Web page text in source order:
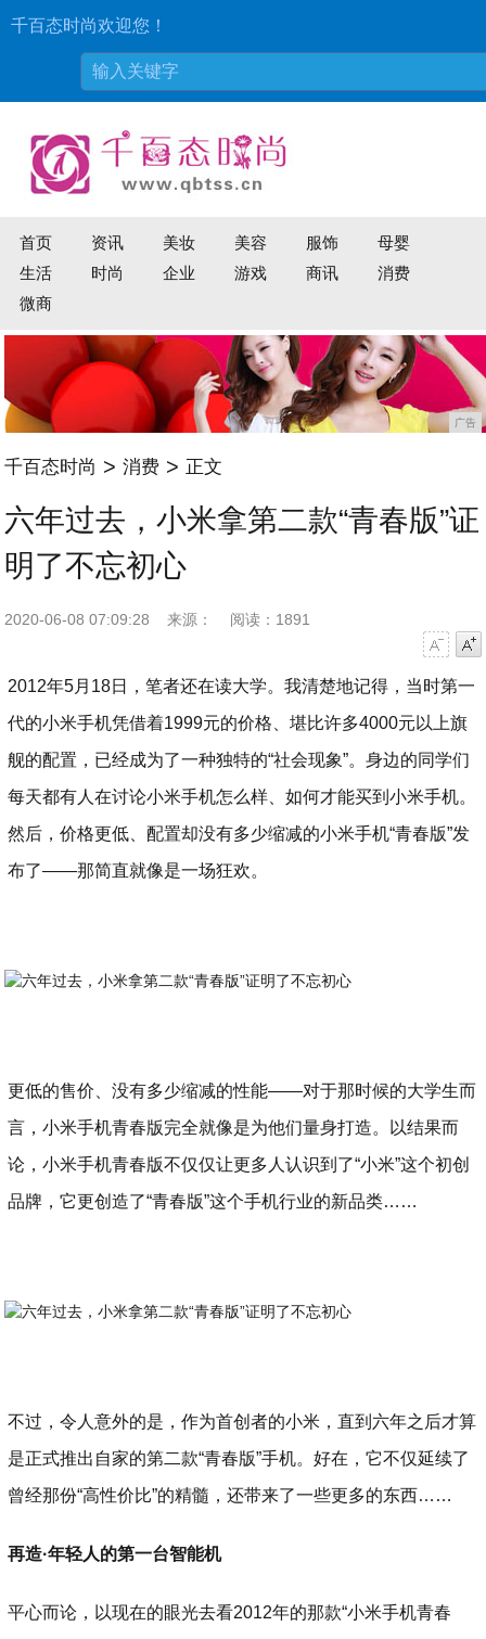
千百态时尚欢迎您！
首页 资讯 美妆 美容 服饰
母婴
生活
时尚 企业 游戏 商讯
消费
微商
广告
千百态时尚 > 消费 > 正文
六年过去，小米拿第二款“青春版”证
明了不忘初心
2020-06-08 07:09:28 来源：
阅读：1891
2012年5月18日，笔者还在读大学。我清楚地记得，当时第一
代的小米手机凭借着1999元的价格、堪比许多4000元以上旗
舰的配置，已经成为了一种独特的“社会现象”。身边的同学们
每天都有人在讨论小米手机怎么样、如何才能买到小米手机。
然后，价格更低、配置却没有多少缩减的小米手机“青春版”发
布了——那简直就像是一场狂欢。
更低的售价、没有多少缩减的性能——对于那时候的大学生而
言，小米手机青春版完全就像是为他们量身打造。以结果而
论，小米手机青春版不仅仅让更多人认识到了“小米”这个初创
品牌，它更创造了“青春版”这个手机行业的新品类……
不过，令人意外的是，作为首创者的小米，直到六年之后才算
是正式推出自家的第二款“青春版”手机。好在，它不仅延续了
曾经那份“高性价比”的精髓，还带来了一些更多的东西……
再造·年轻人的第一台智能机
平心而论，以现在的眼光去看2012年的那款“小米手机青春